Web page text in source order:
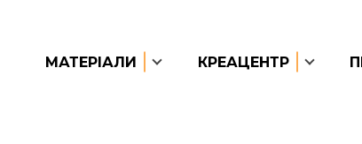
МАТЕРІАЛИ КРЕАЦЕНТР